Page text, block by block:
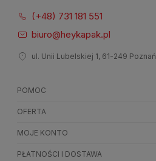
(+48) 731 181 551
biuro@heykapak.pl
ul. Unii Lubelskiej 1, 61-249 Poznań
POMOC
OFERTA
MOJE KONTO
PŁATNOŚCI I DOSTAWA